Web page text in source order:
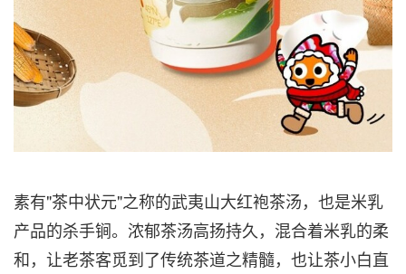
素有"茶中状元"之称的武夷山大红袍茶汤，也是米乳
产品的杀手锏。浓郁茶汤高扬持久，混合着米乳的柔
和，让老茶客觅到了传统茶道之精髓，也让茶小白直